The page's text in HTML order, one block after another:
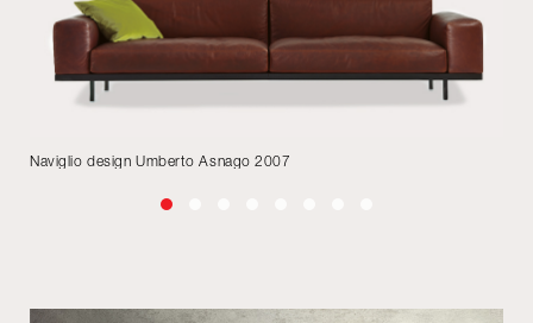
Naviglio design Umberto Asnago 2007